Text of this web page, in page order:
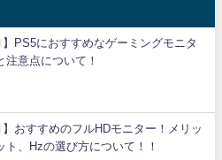
】PS5におすすめなゲーミングモニタ
注意点について！
】おすすめのフルHDモニター！メリッ
ト、Hzの選び方について！！